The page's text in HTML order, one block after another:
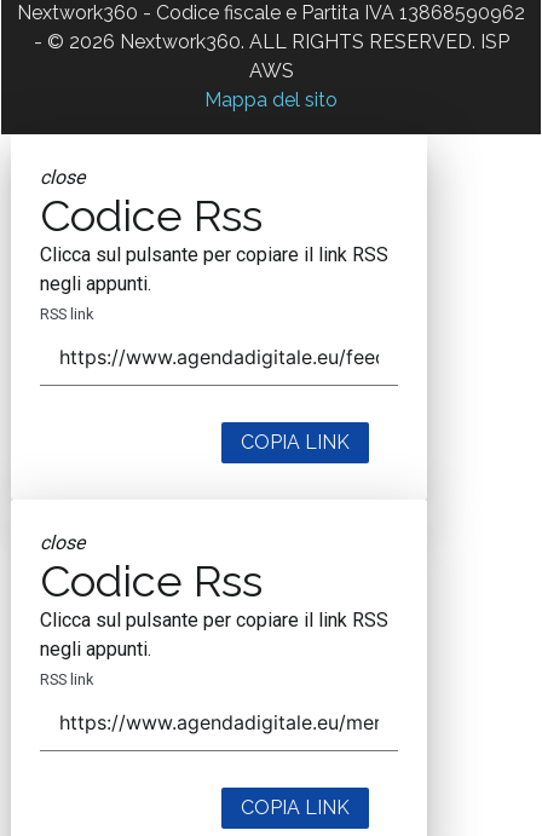
Nextwork360 - Codice fiscale e Partita IVA 13868590962
- © 2026 Nextwork360. ALL RIGHTS RESERVED. ISP
AWS
Mappa del sito
close
Codice Rss
Clicca sul pulsante per copiare il link RSS
negli appunti.
RSS link
COPIA LINK
close
Codice Rss
Clicca sul pulsante per copiare il link RSS
negli appunti.
RSS link
COPIA LINK